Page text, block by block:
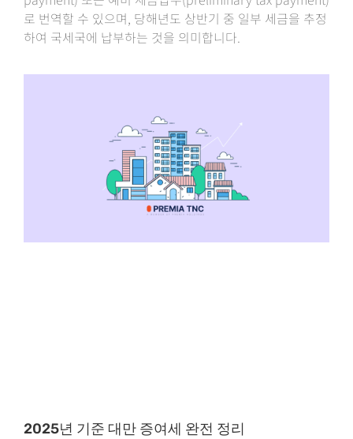
로 번역할 수 있으며, 당해년도 상반기 중 일부 세금을 추정
하여 국세국에 납부하는 것을 의미합니다.
2025년 기준 대만 증여세 완전 정리